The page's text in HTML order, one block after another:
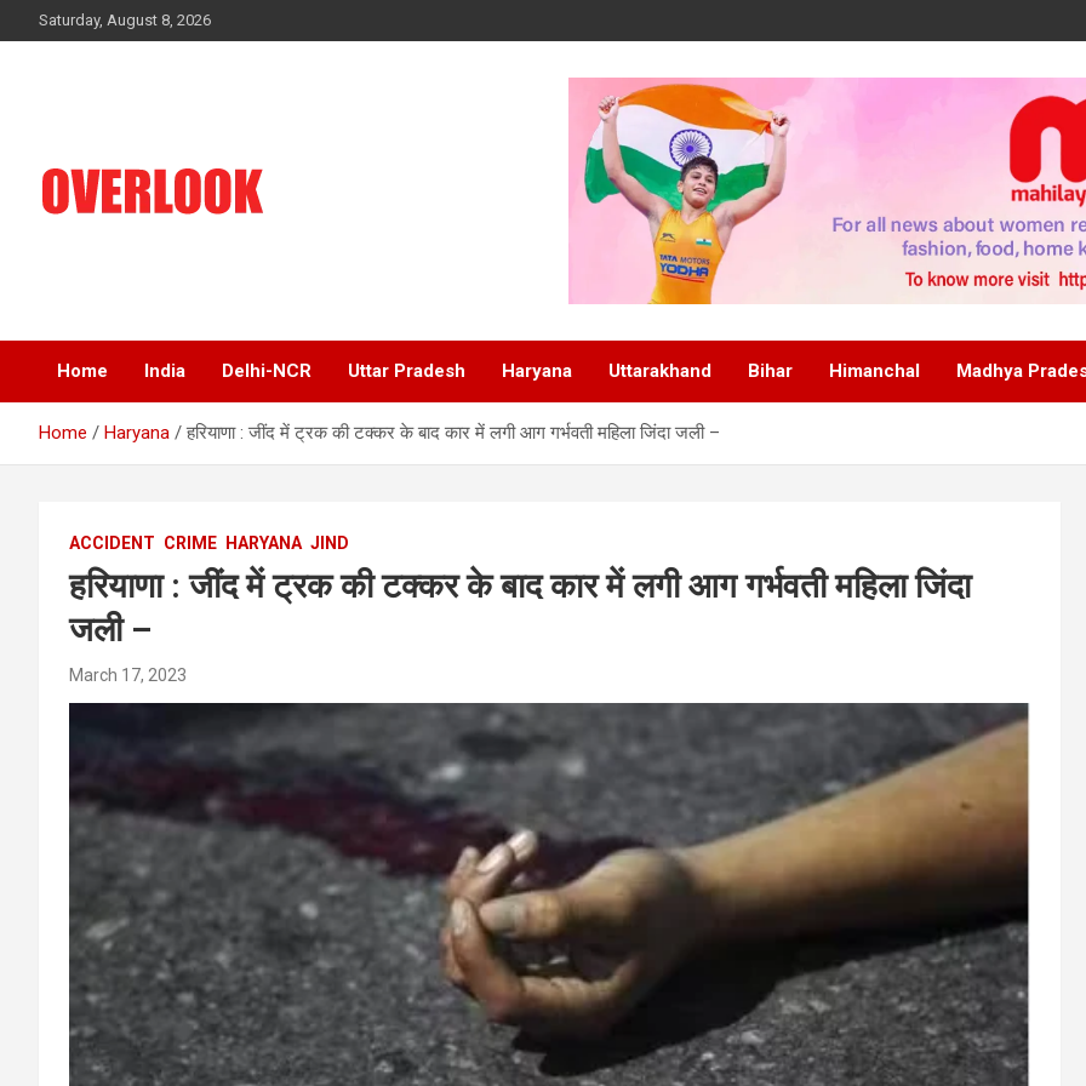
to
Saturday, August 8, 2026
Home India Delhi-NCR Uttar Pradesh Haryana Uttarakhand Bihar Himanchal Madhya
Home Haryana हरियाणा : जींद में ट्रक की टक्कर के बाद कार में लगी आग गर्भवती महिला जिंदा जली –
ACCIDENT CRIME HARYANA JIND
हरियाणा : जींद में ट्रक की टक्कर के बाद कार में लगी आग गर्भवती महिला जिंदा
जली –
March 17, 2023